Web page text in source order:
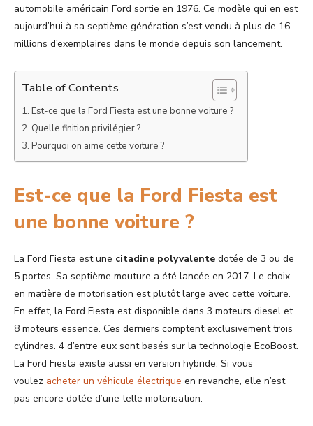
automobile américain Ford sortie en 1976. Ce modèle qui en est
aujourd’hui à sa septième génération s’est vendu à plus de 16
millions d’exemplaires dans le monde depuis son lancement.
Table of Contents
Est-ce que la Ford Fiesta est une bonne voiture ?
Quelle finition privilégier ?
Pourquoi on aime cette voiture ?
Est-ce que la Ford Fiesta est
une bonne voiture ?
La Ford Fiesta est une citadine polyvalente dotée de 3 ou de
5 portes. Sa septième mouture a été lancée en 2017. Le choix
en matière de motorisation est plutôt large avec cette voiture.
En effet, la Ford Fiesta est disponible dans 3 moteurs diesel et
8 moteurs essence. Ces derniers comptent exclusivement trois
cylindres. 4 d’entre eux sont basés sur la technologie EcoBoost.
La Ford Fiesta existe aussi en version hybride. Si vous
voulez acheter un véhicule électrique en revanche, elle n’est
pas encore dotée d’une telle motorisation.